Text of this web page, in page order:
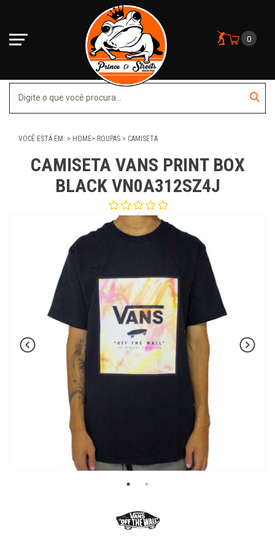
0
VOCÊ ESTÁ EM: HOME ROUPAS CAMISETA
CAMISETA VANS PRINT BOX
BLACK VN0A312SZ4J